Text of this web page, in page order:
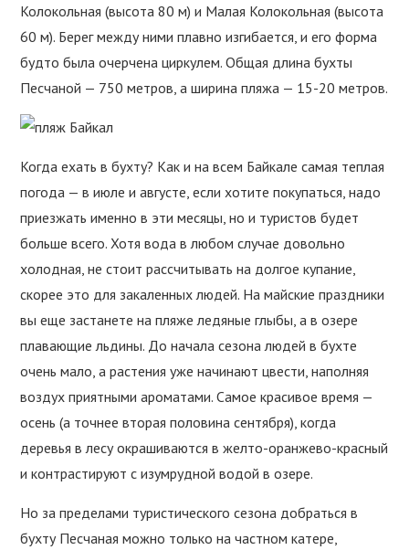
Колокольная (высота 80 м) и Малая Колокольная (высота
60 м). Берег между ними плавно изгибается, и его форма
будто была очерчена циркулем. Общая длина бухты
Песчаной — 750 метров, а ширина пляжа — 15-20 метров.
Когда ехать в бухту? Как и на всем Байкале самая теплая
погода — в июле и августе, если хотите покупаться, надо
приезжать именно в эти месяцы, но и туристов будет
больше всего. Хотя вода в любом случае довольно
холодная, не стоит рассчитывать на долгое купание,
скорее это для закаленных людей. На майские праздники
вы еще застанете на пляже ледяные глыбы, а в озере
плавающие льдины. До начала сезона людей в бухте
очень мало, а растения уже начинают цвести, наполняя
воздух приятными ароматами. Самое красивое время —
осень (а точнее вторая половина сентября), когда
деревья в лесу окрашиваются в желто-оранжево-красный
и контрастируют с изумрудной водой в озере.
Но за пределами туристического сезона добраться в
бухту Песчаная можно только на частном катере,